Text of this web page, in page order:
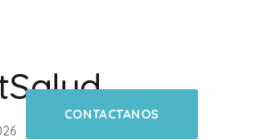
CONTACTANOS